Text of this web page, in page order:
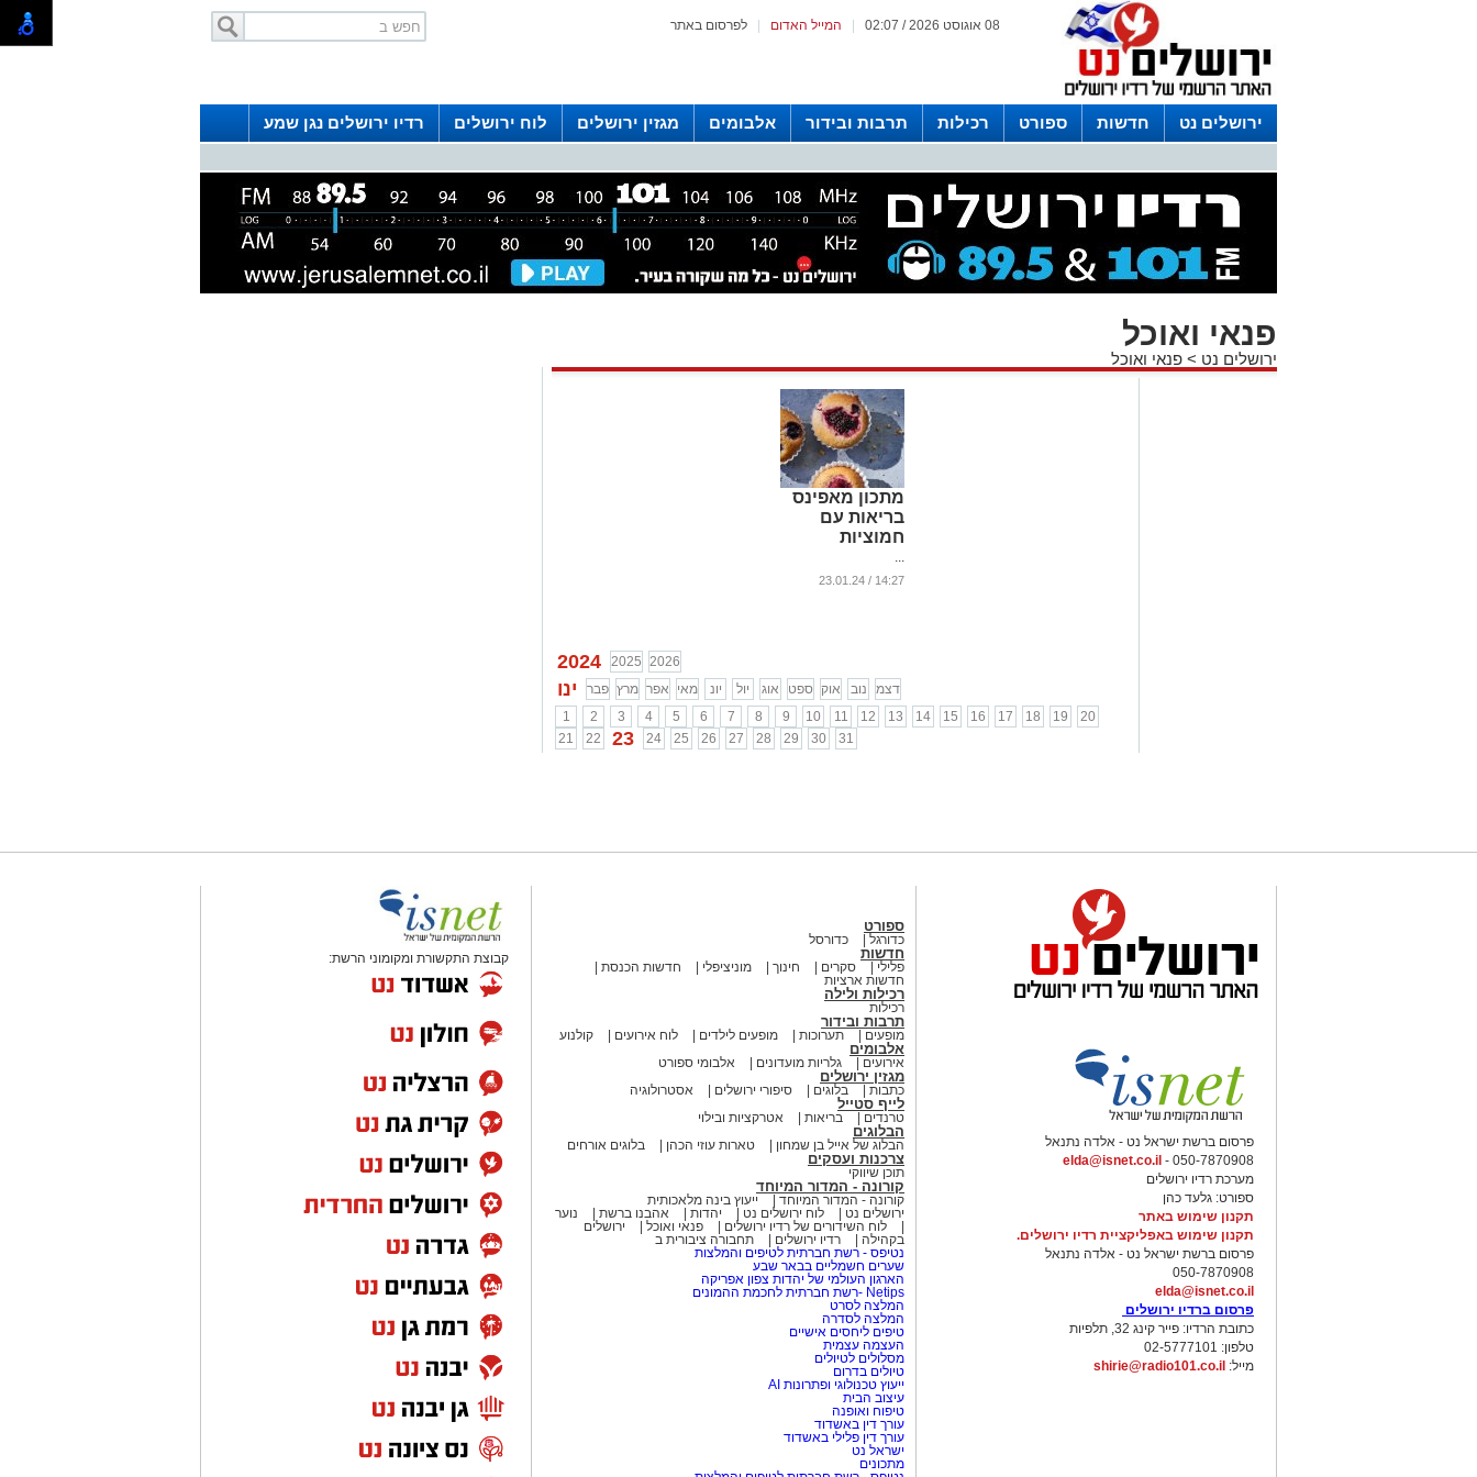
לפרסום באתר המייל האדום 08 אוגוסט 2026 / 02:07
ירושלים נט חדשות ספורט רכילות תרבות ובידור אלבומים מגזין ירושלים לוח ירושלים
רדיו ירושלים נגן שמע
פנאי ואוכל
ירושלים נט > פנאי ואוכל
מתכון מאפינס
בריאות עם
חמוציות
...
14:27 / 23.01.24
2024 2025 2026
ינו פבר מרץ אפר מאי יונ יול אוג ספט אוק נוב
דצמ
1
2 3 4 5 6 7 8 9 10 11 12 13 14 15 16 17 18 19
20
21
22 23 24 25 26 27 28 29 30 31
פרסום ברשת ישראל נט - אלדה נתנאל
050-7870908 -
elda@isnet.co.il
מערכת רדיו ירושלים
ספורט: גלעד כהן
תקנון שימוש באתר
תקנון שימוש באפליקציית רדיו ירושלים.
פרסום ברשת ישראל נט - אלדה נתנאל
050-7870908
elda@isnet.co.il
פרסום ברדיו ירושלים
כתובת הרדיו: פייר קינג 32, תלפיות
טלפון: 02-5777101
מייל: shirie@radio101.co.il
ספורט
כדורגל כדורסל
חדשות
פלילי סקרים חינוך מוניציפלי
חדשות הכנסת
חדשות ארציות
רכילות ולילה
רכילות
תרבות ובידור
מופעים תערוכות מופעים לילדים לוח אירועים קולנוע
אלבומים
אירועים גלריות מועדונים אלבומי ספורט
מגזין ירושלים
כתבות בלוגים סיפורי ירושלים אסטרולוגיה
לייף סטייל
טרנדים בריאות אטרקציות ובילוי
הבלוגים
הבלוג של אייל בן שמחון טארות עוזי הכהן בלוגים אורחים
צרכנות ועסקים
תוכן שיווקי
קורונה - המדור המיוחד
קורונה - המדור המיוחד
ייעוץ בינה מלאכותית
ירושלים נט
לוח ירושלים נט יהדות אהבנו ברשת
נוער
לוח השידורים של רדיו ירושלים
פנאי ואוכל
ירושלים
בקהילה
רדיו ירושלים
תחבורה ציבורית ב
נטיפס - רשת חברתית לטיפים והמלצות
שערים חשמליים בבאר שבע
הארגון העולמי של יהדות צפון אפריקה
Netips -רשת חברתית לחכמת ההמונים
המלצה לסרט
המלצה לסדרה
טיפים ליחסים אישיים
העצמה עצמית
מסלולים לטיולים
טיולים בדרום
ייעוץ טכנולוגי ופתרונות AI
עיצוב הבית
טיפוח ואופנה
עורך דין באשדוד
עורך דין פלילי באשדוד
ישראל נט
מתכונים
קבוצת התקשורת ומקומוני הרשת: